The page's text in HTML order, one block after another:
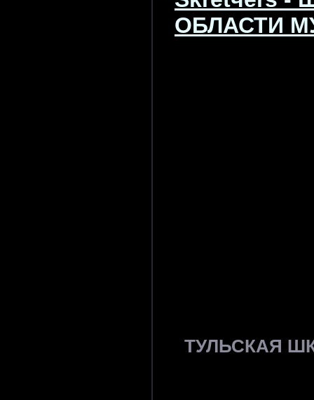
ОБЛАСТИ
ТУЛЬСКАЯ